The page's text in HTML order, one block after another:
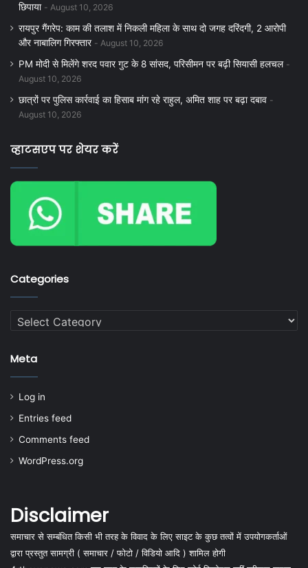
छिपाया
August 10, 2026
रायपुर गैंगरेप: काम की तलाश में निकली महिला के साथ दो जगह दरिंदगी, 2 आरोपी
और नाबालिग गिरफ्तार
August 10, 2026
PM मोदी से मिलेंगे शरद पवार गुट के 8 सांसद, परिसीमन पर बढ़ी सियासी हलचल
August 10, 2026
छात्रों पर पुलिस कार्रवाई का हिसाब मांग रहे राहुल, अमित शाह पर बढ़ा दबाव
August 10, 2026
व्हाटसएप पर शेयर करें
Categories
Categories
Meta
Log in
Entries feed
Comments feed
WordPress.org
Disclaimer
समाचार से सम्बंधित किसी भी तरह के विवाद के लिए साइट के कुछ तत्वों में उपयोगकर्ताओं
द्वारा प्रस्तुत सामग्री ( समाचार / फोटो / विडियो आदि ) शामिल होगी